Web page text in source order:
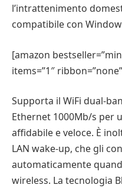
l’intrattenimento
compatibile con
[amazon
items=”1″
Supporta il WiFi dual-
Ethernet 1000Mb/s per
affidabile e veloce. È
LAN wake-up, che gli
automaticamente
wireless. La tecnologia